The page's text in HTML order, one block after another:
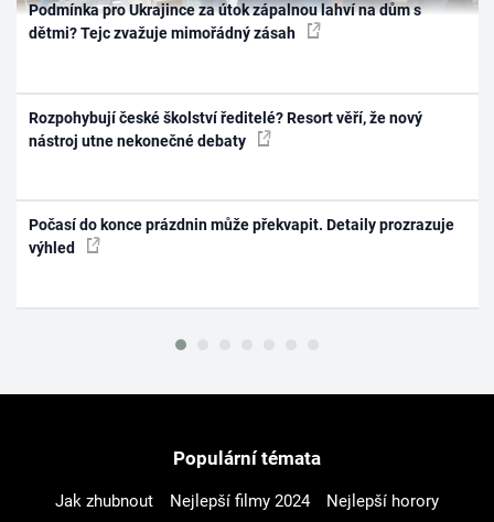
Podmínka pro Ukrajince za útok zápalnou lahví na dům s
dětmi? Tejc zvažuje mimořádný zásah
Rozpohybují české školství ředitelé? Resort věří, že nový
nástroj utne nekonečné debaty
Počasí do konce prázdnin může překvapit. Detaily prozrazuje
výhled
Populární témata
Jak zhubnout Nejlepší filmy 2024
Nejlepší horory